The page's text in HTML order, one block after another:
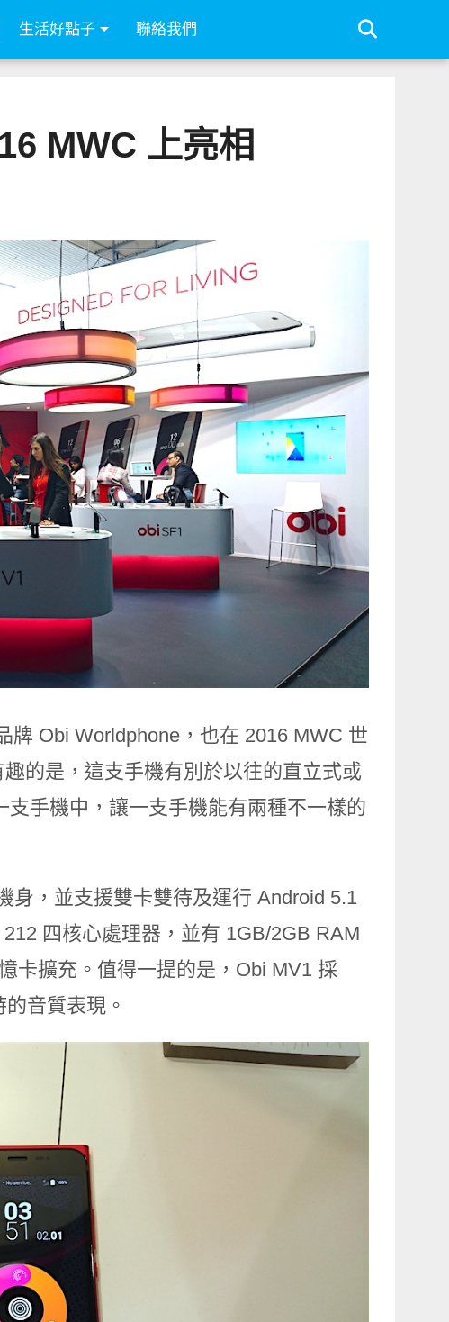
生活好點子 聯絡我們
MWC 上亮相
Obi Worldphone，也在 2016 MWC 世
的是，這支手機有別於以往的直立式或
手機中，讓一支手機能有兩種不一樣的
身，並支援雙卡雙待及運行 Android 5.1
四核心處理器，並有 1GB/2GB RAM
卡擴充。值得一提的是，Obi MV1 採
音質表現。